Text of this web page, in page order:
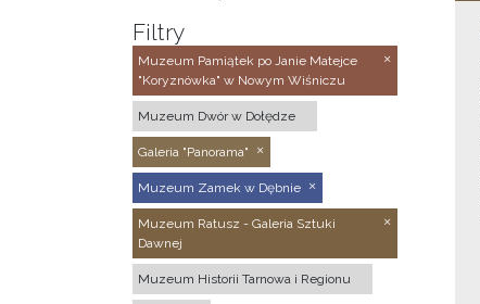
Filtry
Muzeum Pamiątek po Janie Matejce
"Koryznówka" w Nowym Wiśniczu
Muzeum Dwór w Dołędze
Galeria "Panorama"
Muzeum Zamek w Dębnie
Muzeum Ratusz - Galeria Sztuki
Dawnej
Muzeum Historii Tarnowa i Regionu